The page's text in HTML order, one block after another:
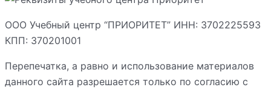
ООО Учебный центр “ПРИОРИТЕТ” ИНН: 3702225593
КПП: 370201001
Перепечатка, а равно и использование материалов
данного сайта разрешается только по согласию с